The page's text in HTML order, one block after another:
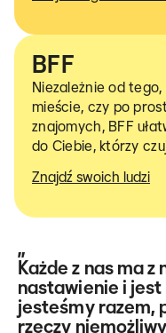
BFF
Niezależnie od
mieście, czy po
znajomych, BFF
do Ciebie, którzy
Znajdź swoich ludzi
„
Każde z nas ma
nastawienie i
jesteśmy razem,
rzeczy